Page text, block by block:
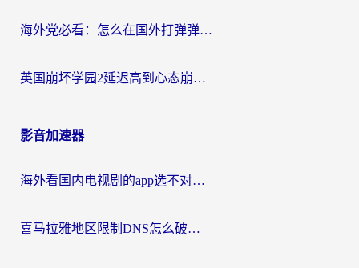
海外党必看：怎么在国外打弹弹堂不卡？番茄加速器亲测指南
英国崩坏学园2延迟高到心态崩？海外党国服游戏加速终极指南
影音加速器
海外看国内电视剧的app选不对？这份回国加速器避坑指南帮你流畅追剧
喜马拉雅地区限制DNS怎么破？海外党听国内音乐听书的终极解决方案